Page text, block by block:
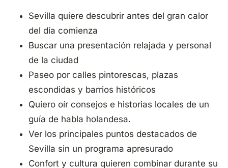
Sevilla quiere descubrir antes del gran calor
del día comienza
Buscar una presentación relajada y personal
de la ciudad
Paseo por calles pintorescas, plazas
escondidas y barrios históricos
Quiero oír consejos e historias locales de un
guía de habla holandesa.
Ver los principales puntos destacados de
Sevilla sin un programa apresurado
Confort y cultura quieren combinar durante su